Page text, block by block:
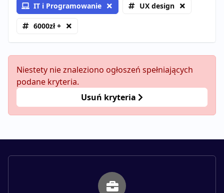
IT i Programowanie UX design
6000zł +
Niestety nie znaleziono ogłoszeń spełniających
podane kryteria.
Usuń kryteria